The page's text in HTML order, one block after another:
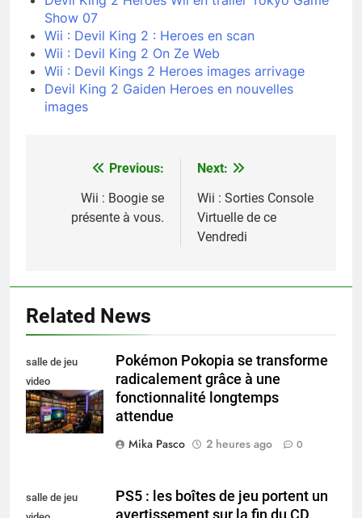
Show 07
Wii : Devil King 2 : Heroes en scan
Wii : Devil King 2 On Ze Web
Wii : Devil Kings 2 Heroes images arrivage
Devil King 2 Gaiden Heroes en nouvelles
images
Navigation
l’article
Previous:
Wii : Boogie se
présente à vous.
Next:
Wii : Sorties Console
Virtuelle de ce
Vendredi
Related News
salle de jeu
video
collectionneur
Pokémon Pokopia se transforme
radicalement grâce à une
fonctionnalité longtemps
attendue
Mika Pasco
2 heures ago 0
salle de jeu
PS5 : les boîtes de jeu portent un